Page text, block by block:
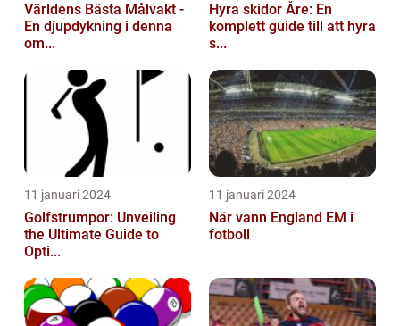
Världens Bästa Målvakt -
En djupdykning i denna
om...
Hyra skidor Åre: En
komplett guide till att hyra
s...
11 januari 2024
Golfstrumpor: Unveiling
the Ultimate Guide to
Opti...
11 januari 2024
När vann England EM i
fotboll